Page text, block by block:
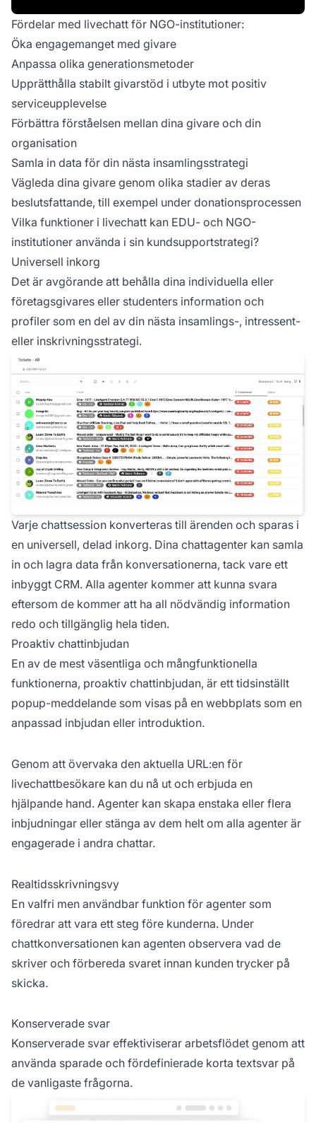
Fördelar med livechatt för NGO-institutioner:
Öka engagemanget med givare
Anpassa olika generationsmetoder
Upprätthålla stabilt givarstöd i utbyte mot positiv
serviceupplevelse
Förbättra förståelsen mellan dina givare och din
organisation
Samla in data för din nästa insamlingsstrategi
Vägleda dina givare genom olika stadier av deras
beslutsfattande, till exempel under donationsprocessen
Vilka funktioner i livechatt kan EDU- och NGO-
institutioner använda i sin kundsupportstrategi?
Universell inkorg
Det är avgörande att behålla dina individuella eller
företagsgivares eller studenters information och
profiler som en del av din nästa insamlings-, intressent-
eller inskrivningsstrategi.
Varje chattsession konverteras till ärenden och sparas i
en universell, delad inkorg. Dina chattagenter kan samla
in och lagra data från konversationerna, tack vare ett
inbyggt CRM. Alla agenter kommer att kunna svara
eftersom de kommer att ha all nödvändig information
redo och tillgänglig hela tiden.
Proaktiv chattinbjudan
En av de mest väsentliga och mångfunktionella
funktionerna, proaktiv chattinbjudan, är ett tidsinställt
popup-meddelande som visas på en webbplats som en
anpassad inbjudan eller introduktion.
Genom att övervaka den aktuella URL:en för
livechattbesökare kan du nå ut och erbjuda en
hjälpande hand. Agenter kan skapa enstaka eller flera
inbjudningar eller stänga av dem helt om alla agenter är
engagerade i andra chattar.
Realtidsskrivningsvy
En valfri men användbar funktion för agenter som
föredrar att vara ett steg före kunderna. Under
chattkonversationen kan agenten observera vad de
skriver och förbereda svaret innan kunden trycker på
skicka.
Konserverade svar
Konserverade svar effektiviserar arbetsflödet genom att
använda sparade och fördefinierade korta textsvar på
de vanligaste frågorna.